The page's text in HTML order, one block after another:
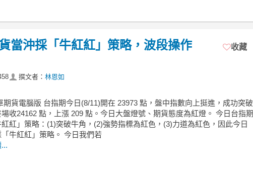
當沖採「牛紅紅」策略，波段操作
撰文者： 林恩如
收藏
期貨電腦版 台指期今日(8/11)開在 23973 點，盤中指數向上挺進，成功突破
收24162 點，上漲 209 點。今日大盤燈號、期貨態度為紅燈。 今日台指期
紅」策略：(1)突破牛角，(2)強勢指標為紅色，(3)力道為紅色，因此今日
牛紅紅」策略。 今日我們若